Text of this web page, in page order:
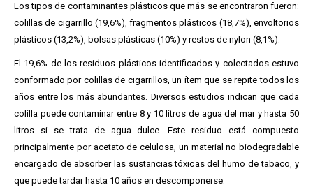
Los tipos de contaminantes plásticos que más se encontraron fueron:
colillas de cigarrillo (19,6%), fragmentos plásticos (18,7%), envoltorios
plásticos (13,2%), bolsas plásticas (10%) y restos de nylon (8,1%).
El 19,6% de los residuos plásticos identificados y colectados estuvo
conformado por colillas de cigarrillos, un ítem que se repite todos los
años entre los más abundantes. Diversos estudios indican que cada
colilla puede contaminar entre 8 y 10 litros de agua del mar y hasta 50
litros si se trata de agua dulce. Este residuo está compuesto
principalmente por acetato de celulosa, un material no biodegradable
encargado de absorber las sustancias tóxicas del humo de tabaco, y
que puede tardar hasta 10 años en descomponerse.